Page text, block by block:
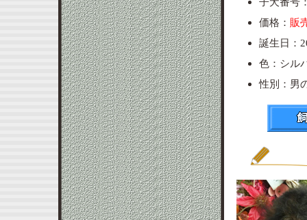
価格： 販
誕生日：
色：シル
性別：